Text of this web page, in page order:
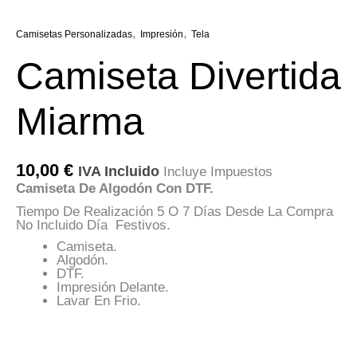
Camisetas Personalizadas, Impresión, Tela
Camiseta Divertida
Miarma
10,00 € IVA Incluido Incluye Impuestos
Camiseta De Algodón Con DTF.
Tiempo De Realización 5 O 7 Días Desde La Compra
No Incluido Día Festivos.
Camiseta.
Algodón.
DTF.
Impresión Delante.
Lavar En Frio.